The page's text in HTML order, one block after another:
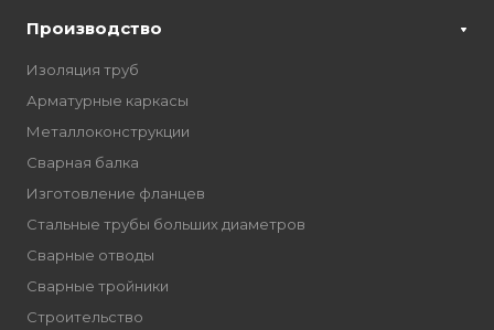
Производство
Изоляция труб
Арматурные каркасы
Металлоконструкции
Сварная балка
Изготовление фланцев
Стальные трубы больших диаметров
Сварные отводы
Сварные тройники
Строительство